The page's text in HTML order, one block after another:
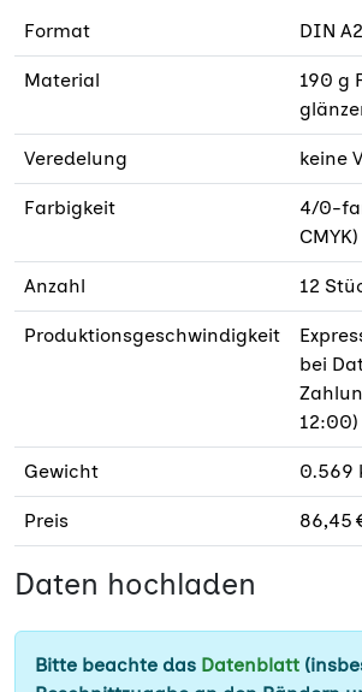
Format DIN
Material
190 g
Veredelung keine
Farbigkeit
4/0-
CMYK)
Anzahl 12
Produktionsgeschwindigkeit
bei
12:00)
Gewicht 0.569
Preis 86,45
Daten hochladen
Bitte beachte das Datenblatt